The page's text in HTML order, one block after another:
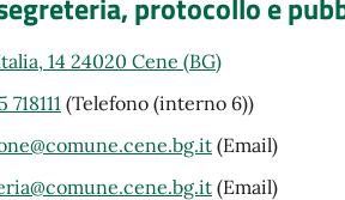
14 24020 Cene (BG)
(Telefono (interno 6))
(Email)
(Email)